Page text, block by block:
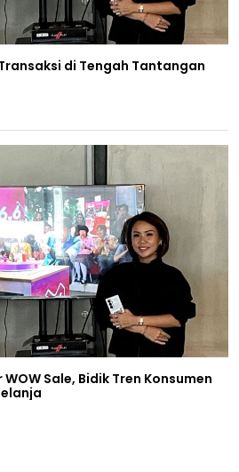
di Tengah Tantangan
Sale, Bidik Tren Konsumen